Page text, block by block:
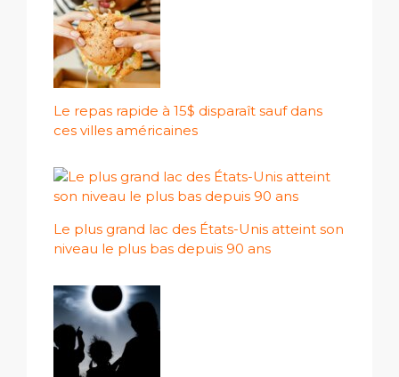
Le repas rapide à 15$ disparaît sauf dans
ces villes américaines
Le plus grand lac des États-Unis atteint son
niveau le plus bas depuis 90 ans